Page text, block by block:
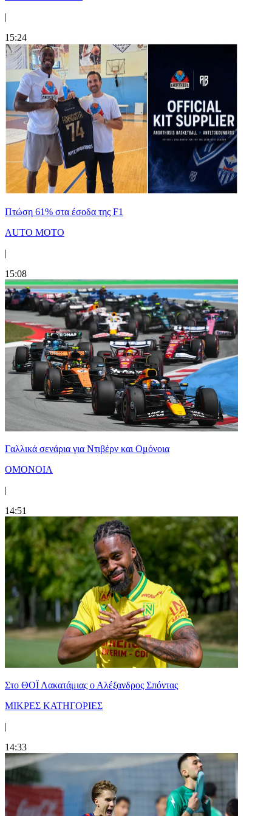
|
15:24
Πτώση 61% στα έσοδα της F1
AUTO MOTO
|
15:08
Γαλλικά σενάρια για Ντιβέρν και Ομόνοια
ΟΜΟΝΟΙΑ
|
14:51
Στο ΘΟΪ Λακατάμιας ο Αλέξανδρος Σπόντας
ΜΙΚΡΕΣ ΚΑΤΗΓΟΡΙΕΣ
|
14:33